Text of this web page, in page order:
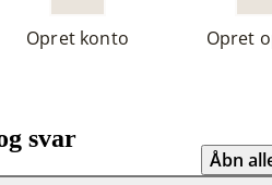
Opret konto Opret
i App Store. Find den i Google
svar
Åbn